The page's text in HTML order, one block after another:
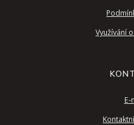
Využívání
E-